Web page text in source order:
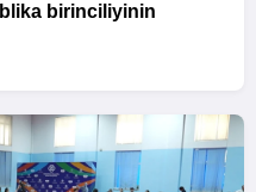
birinciliyinin